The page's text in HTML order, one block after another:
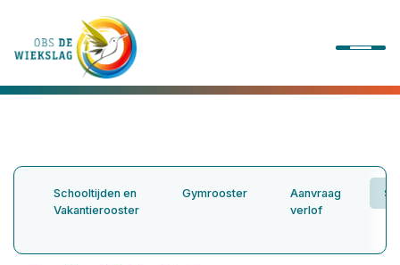
Ons onderwijs
Schooltijden en
Vakantierooster
Gymrooster
Aanvraag
verlof